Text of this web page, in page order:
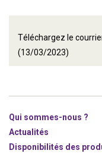
Téléchargez le
(13/03/2023)
Qui sommes-nous ?
Actualités
Disponibilités des